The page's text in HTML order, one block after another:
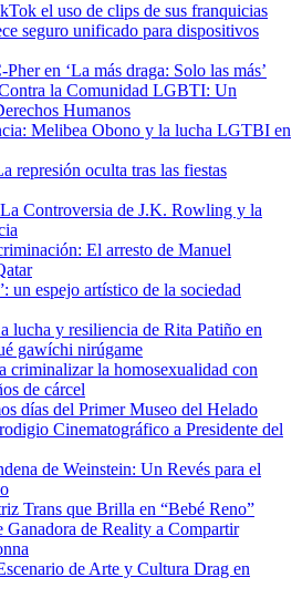
el uso de clips de sus franquicias
seguro unificado para dispositivos
en ‘La más draga: Solo las más’
la Comunidad LGBTI: Un
Humanos
Melibea Obono y la lucha LGTBI en
represión oculta tras las fiestas
Controversia de J.K. Rowling y la
El arresto de Manuel
un espejo artístico de la sociedad
lucha y resiliencia de Rita Patiño en
gawíchi nirúgame
criminalizar la homosexualidad con
de cárcel
días del Primer Museo del Helado
Cinematográfico a Presidente del
de Weinstein: Un Revés para el
Trans que Brilla en “Bebé Reno”
Ganadora de Reality a Compartir
de Arte y Cultura Drag en